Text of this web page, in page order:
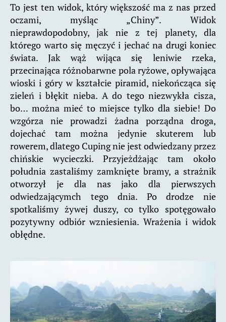
To jest ten widok, który większość ma z nas przed
oczami, myśląc „Chiny”. Widok
nieprawdopodobny, jak nie z tej planety, dla
którego warto się męczyć i jechać na drugi koniec
świata. Jak wąż wijąca się leniwie rzeka,
przecinająca różnobarwne pola ryżowe, opływająca
wioski i góry w kształcie piramid, niekończąca się
zieleń i błękit nieba. A do tego niezwykła cisza,
bo… można mieć to miejsce tylko dla siebie! Do
wzgórza nie prowadzi żadna porządna droga,
dojechać tam można jedynie skuterem lub
rowerem, dlatego Cuping nie jest odwiedzany przez
chińskie wycieczki. Przyjeżdżając tam około
południa zastaliśmy zamknięte bramy, a strażnik
otworzył je dla nas jako dla pierwszych
odwiedzającymch tego dnia. Po drodze nie
spotkaliśmy żywej duszy, co tylko spotęgowało
pozytywny odbiór wzniesienia. Wrażenia i widok
obłędne.